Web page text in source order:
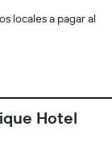
locales a pagar al
Hotel